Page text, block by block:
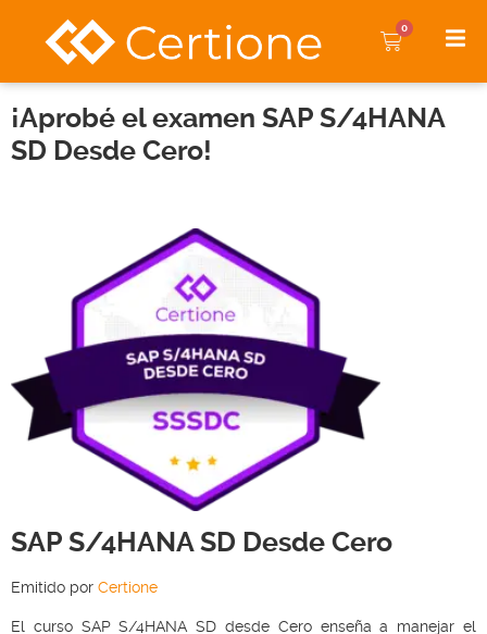
0
¡Aprobé el examen SAP S/4HANA
SD Desde Cero!
SAP S/4HANA SD Desde Cero
Emitido por Certione
El curso SAP S/4HANA SD desde Cero enseña a manejar el